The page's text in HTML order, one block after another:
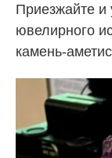
Приезжайте и
ювелирного
камень-